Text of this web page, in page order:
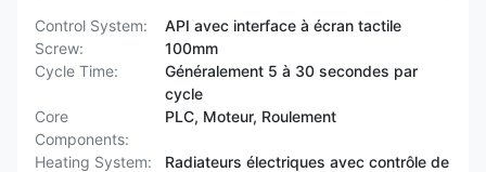
Control System:
API avec interface à écran tactile
Screw:
100mm
Cycle Time:
Généralement 5 à 30 secondes par
cycle
Core
Components:
PLC, Moteur, Roulement
Heating System:
Radiateurs électriques avec contrôle de